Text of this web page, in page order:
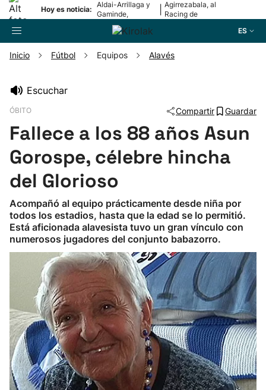
Hoy es noticia:
Aldai-Arrillaga y
Gaminde,
campeonas
Agirrezabala, al
Racing de
ES
Pelota
Remo
Baloncesto
Ciclismo
Herri-kirolak
Balonmano
Kirolak 360
Atletismo
Inicio Fútbol Equipos Alavés
Escuchar
ÓBITO Compartir Guardar
Fallece a los 88 años Asun
Gorospe, célebre hincha
del Glorioso
Acompañó al equipo prácticamente desde niña por
todos los estadios, hasta que la edad se lo permitió.
Está aficionada alavesista tuvo un gran vínculo con
numerosos jugadores del conjunto babazorro.